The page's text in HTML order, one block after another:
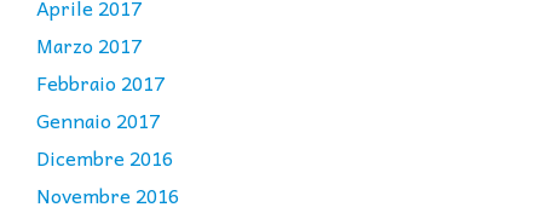
Aprile 2017
Marzo 2017
Febbraio 2017
Gennaio 2017
Dicembre 2016
Novembre 2016